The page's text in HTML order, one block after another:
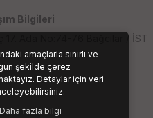
amaçlarla sınırlı ve
şekilde çerez
Detaylar için veri
Daha fazla bilgi
Bilgileri
17. Ada No:74-76 Bağcılar / İST